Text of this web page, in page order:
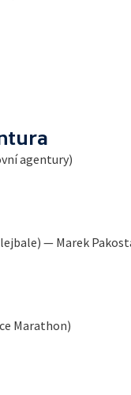
agentury)
— Marek
Marathon)